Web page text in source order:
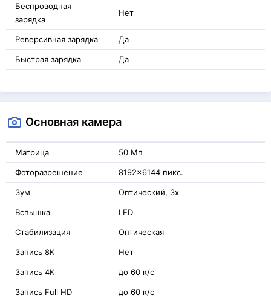
Беспроводная
зарядка
Нет
Реверсивная зарядка Да
Быстрая зарядка Да
Основная камера
Матрица 50 Мп
Фоторазрешение 8192x6144 пикс.
Зум Оптический, 3x
Вспышка LED
Стабилизация Оптическая
Запись 8K Нет
Запись 4K до 60 к/с
Запись Full HD до 60 к/с